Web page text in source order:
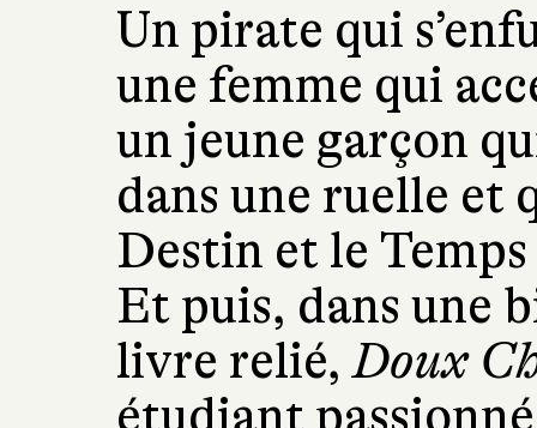
Un pirate qui
une femme qui
un jeune garçon
dans une ruelle et
Destin et le
Et puis, dans une
livre relié,Doux
étudiant